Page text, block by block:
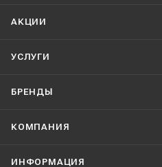
АКЦИИ
УСЛУГИ
БРЕНДЫ
КОМПАНИЯ
ИНФОРМАЦИЯ